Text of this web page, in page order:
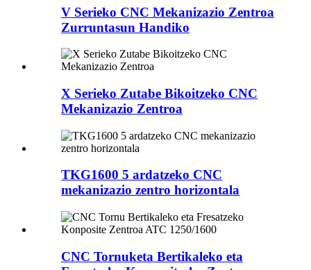
V Serieko CNC Mekanizazio Zentroa
Zurruntasun Handiko
X Serieko Zutabe Bikoitzeko CNC
Mekanizazio Zentroa
TKG1600 5 ardatzeko CNC
mekanizazio zentro horizontala
CNC Tornuketa Bertikaleko eta